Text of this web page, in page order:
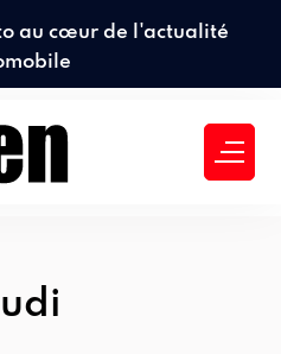
au cœur de l'actualité